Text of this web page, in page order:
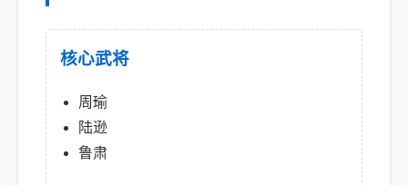
核心武将
周瑜
陆逊
鲁肃